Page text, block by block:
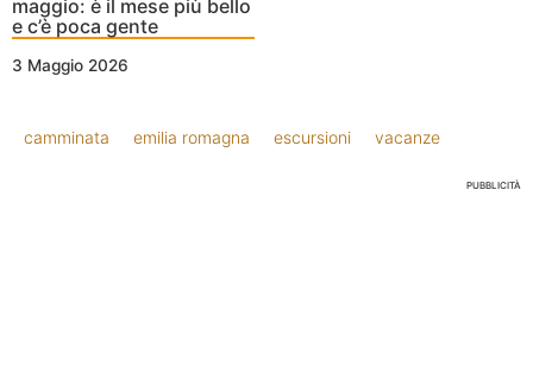
maggio: è il mese più bello
e c’è poca gente
3 Maggio 2026
camminata emilia romagna escursioni vacanze
PUBBLICITÀ